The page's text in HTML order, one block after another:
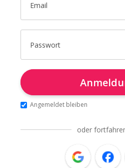
Email
Passwort
Angemeldet bleiben
oder